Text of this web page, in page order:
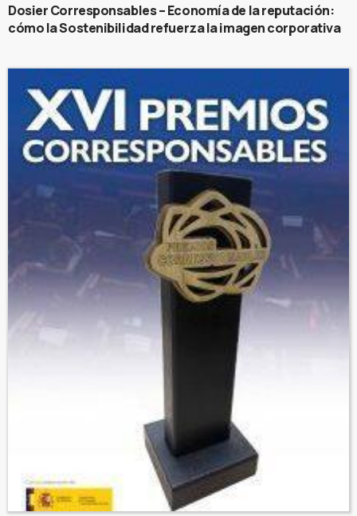
Dosier Corresponsables – Economía de la reputación:
cómo la Sostenibilidad refuerza la imagen corporativa